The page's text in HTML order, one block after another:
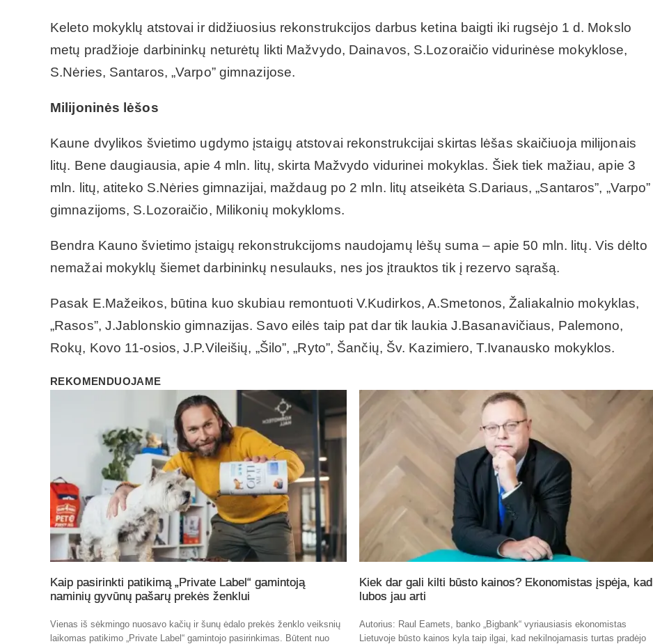
Keleto mokyklų atstovai ir didžiuosius rekonstrukcijos darbus ketina baigti iki rugsėjo 1 d. Mokslo
metų pradžioje darbininkų neturėtų likti Mažvydo, Dainavos, S.Lozoraičio vidurinėse mokyklose,
S.Nėries, Santaros, „Varpo” gimnazijose.
Milijoninės lėšos
Kaune dvylikos švietimo ugdymo įstaigų atstovai rekonstrukcijai skirtas lėšas skaičiuoja milijonais
litų. Bene daugiausia, apie 4 mln. litų, skirta Mažvydo vidurinei mokyklas. Šiek tiek mažiau, apie 3
mln. litų, atiteko S.Nėries gimnazijai, maždaug po 2 mln. litų atseikėta S.Dariaus, „Santaros”, „Varpo”
gimnazijoms, S.Lozoraičio, Milikonių mokykloms.
Bendra Kauno švietimo įstaigų rekonstrukcijoms naudojamų lėšų suma – apie 50 mln. litų. Vis dėlto
nemažai mokyklų šiemet darbininkų nesulauks, nes jos įtrauktos tik į rezervo sąrašą.
Pasak E.Mažeikos, būtina kuo skubiau remontuoti V.Kudirkos, A.Smetonos, Žaliakalnio mokyklas,
„Rasos”, J.Jablonskio gimnazijas. Savo eilės taip pat dar tik laukia J.Basanavičiaus, Palemono,
Rokų, Kovo 11-osios, J.P.Vileišių, „Šilo”, „Ryto”, Šančių, Šv. Kazimiero, T.Ivanausko mokyklos.
REKOMENDUOJAME
Kaip pasirinkti patikimą „Private Label“ gamintoją
naminių gyvūnų pašarų prekės ženklui
Vienas iš sėkmingo nuosavo kačių ir šunų ėdalo prekės ženklo veiksnių
laikomas patikimo „Private Label“ gamintojo pasirinkimas. Būtent nuo
Kiek dar gali kilti būsto kainos? Ekonomistas įspėja, kad
lubos jau arti
Autorius: Raul Eamets, banko „Bigbank“ vyriausiasis ekonomistas
Lietuvoje būsto kainos kyla taip ilgai, kad nekilnojamasis turtas pradėjo